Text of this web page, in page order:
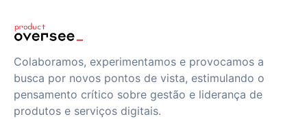
Colaboramos, experimentamos e provocamos a
busca por novos pontos de vista, estimulando o
pensamento crítico sobre gestão e liderança de
produtos e serviços digitais.